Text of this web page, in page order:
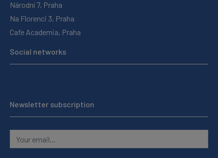
Národní 7, Praha
Na Florenci 3, Praha
Cafe Academia, Praha
Social networks
Newsletter subscription